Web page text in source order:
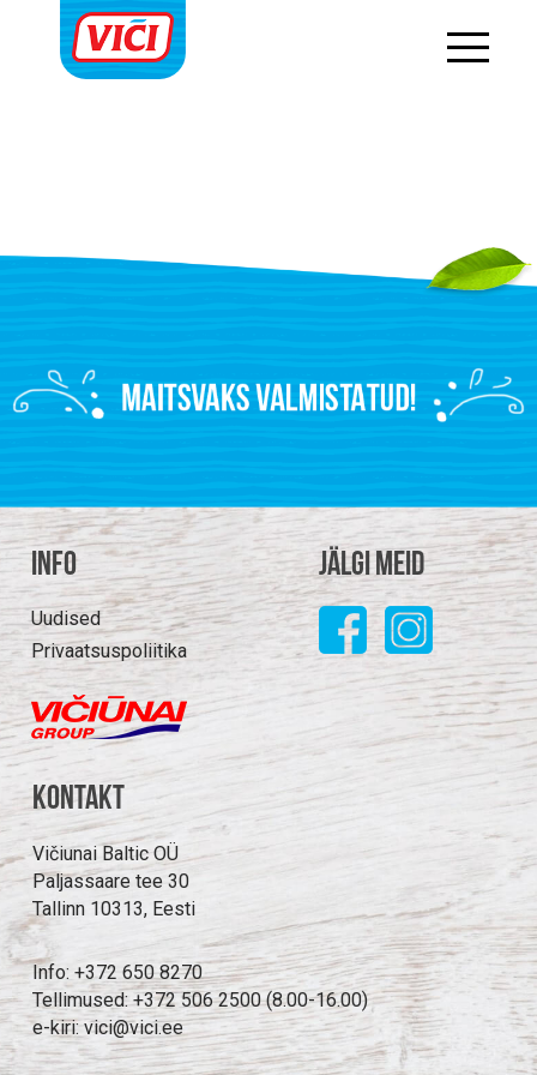
Info
Uudised
Privaatsuspoliitika
Jälgi meid
Kontakt
Vičiunai Baltic OÜ
Paljassaare tee 30
Tallinn 10313, Eesti
Info: +372 650 8270
Tellimused: +372 506 2500 (8.00-16.00)
e-kiri: vici@vici.ee